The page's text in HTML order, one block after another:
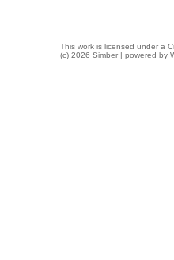
This work is licensed under a
(c) 2026 Simber | powered by